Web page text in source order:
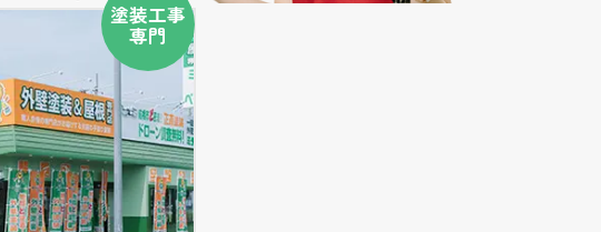
塗装工事
専門